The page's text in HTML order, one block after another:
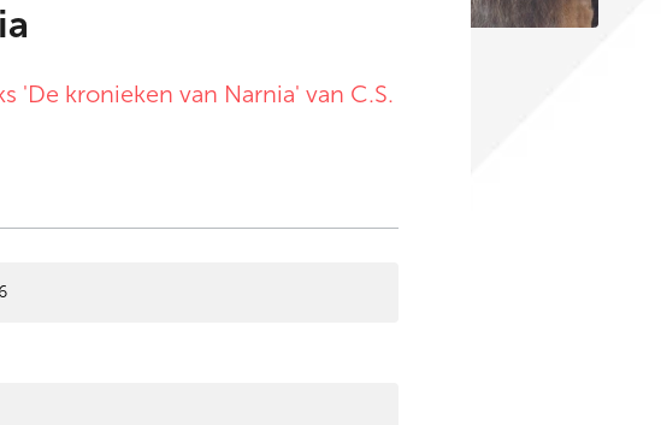
'De kronieken van Narnia' van C.S.